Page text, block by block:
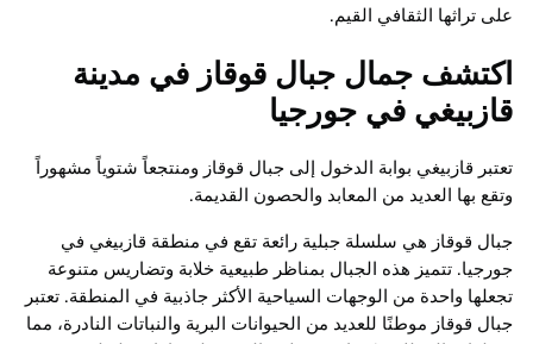
على تراثها الثقافي القيم.
اكتشف جمال جبال قوقاز في مدينة
قازبيغي في جورجيا
تعتبر قازبيغي بوابة الدخول إلى جبال قوقاز ومنتجعاً شتوياً مشهوراً
وتقع بها العديد من المعابد والحصون القديمة.
جبال قوقاز هي سلسلة جبلية رائعة تقع في منطقة قازبيغي في
جورجيا. تتميز هذه الجبال بمناظر طبيعية خلابة وتضاريس متنوعة
تجعلها واحدة من الوجهات السياحية الأكثر جاذبية في المنطقة. تعتبر
جبال قوقاز موطنًا للعديد من الحيوانات البرية والنباتات النادرة، مما